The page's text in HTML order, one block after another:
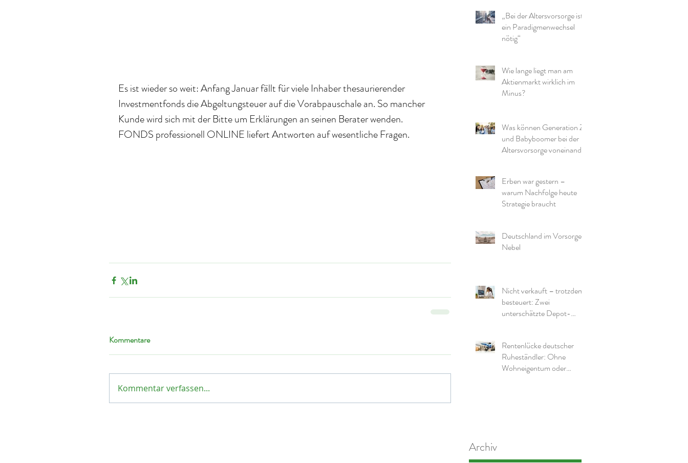
Es ist wieder so weit: Anfang Januar fällt für viele Inhaber thesaurierender
Investmentfonds die Abgeltungsteuer auf die Vorabpauschale an. So mancher
Kunde wird sich mit der Bitte um Erklärungen an seinen Berater wenden.
FONDS professionell ONLINE liefert Antworten auf wesentliche Fragen.
Kommentare
Kommentar verfassen...
„Bei der Altersvorsorge ist
ein Paradigmenwechsel
nötig“
Wie lange liegt man am
Aktienmarkt wirklich im
Minus?
Was können Generation Z
und Babyboomer bei der
Altersvorsorge voneinander
Erben war gestern –
warum Nachfolge heute
Strategie braucht
Deutschland im Vorsorge-
Nebel
Nicht verkauft – trotzdem
besteuert: Zwei
unterschätzte Depot-
Rentenlücke deutscher
Ruheständler: Ohne
Wohneigentum oder
Archiv